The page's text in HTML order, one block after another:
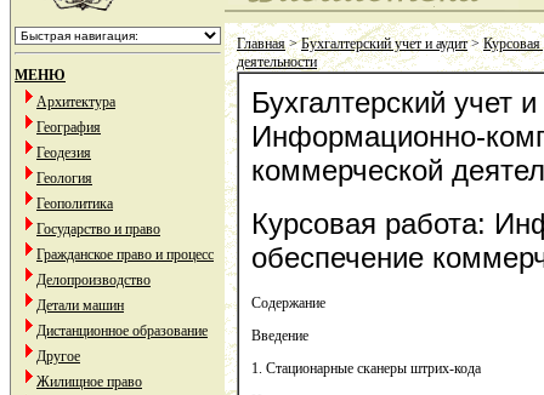
МЕНЮ
Архитектура
География
Геодезия
Геология
Геополитика
Государство и право
Гражданское право и процесс
Делопроизводство
Детали машин
Дистанционное образование
Другое
Жилищное право
Главная>Бухгалтерский учет и аудит>
деятельности
Бухгалтерский учет
Информационно-
коммерческой
Курсовая работа:
обеспечение
Содержание
Введение
1. Стационарные сканеры штрих-кода